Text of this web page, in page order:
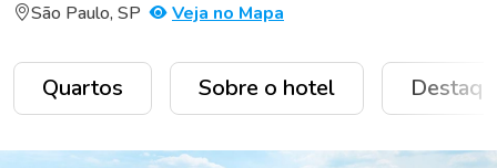
São Paulo, SP Veja no Mapa
Quartos Sobre o hotel